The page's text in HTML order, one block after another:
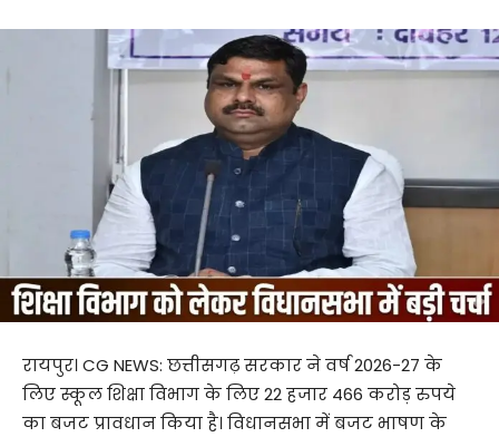
रायपुर। CG NEWS: छत्तीसगढ़ सरकार ने वर्ष 2026-27 के
लिए स्कूल शिक्षा विभाग के लिए 22 हजार 466 करोड़ रुपये
का बजट प्रावधान किया है। विधानसभा में बजट भाषण के